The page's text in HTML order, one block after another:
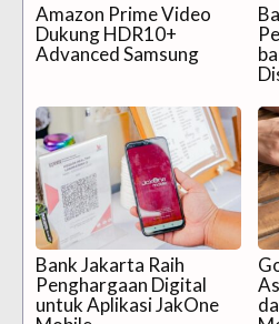
Amazon Prime Video
Dukung HDR10+
Advanced Samsung
Bank Jakarta Raih
Penghargaan Digital
untuk Aplikasi JakOne